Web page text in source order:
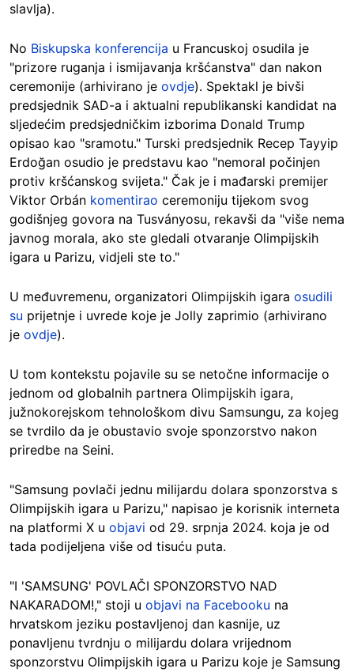
slavlja).
No Biskupska konferencija u Francuskoj osudila je
"prizore ruganja i ismijavanja kršćanstva" dan nakon
ceremonije (arhivirano je ovdje). Spektakl je bivši
predsjednik SAD-a i aktualni republikanski kandidat na
sljedećim predsjedničkim izborima Donald Trump
opisao kao "sramotu." Turski predsjednik Recep Tayyip
Erdoğan osudio je predstavu kao "nemoral počinjen
protiv kršćanskog svijeta." Čak je i mađarski premijer
Viktor Orbán komentirao ceremoniju tijekom svog
godišnjeg govora na Tusványosu, rekavši da "više nema
javnog morala, ako ste gledali otvaranje Olimpijskih
igara u Parizu, vidjeli ste to."
U međuvremenu, organizatori Olimpijskih igara osudili
su prijetnje i uvrede koje je Jolly zaprimio (arhivirano
je ovdje).
U tom kontekstu pojavile su se netočne informacije o
jednom od globalnih partnera Olimpijskih igara,
južnokorejskom tehnološkom divu Samsungu, za kojeg
se tvrdilo da je obustavio svoje sponzorstvo nakon
priredbe na Seini.
"Samsung povlači jednu milijardu dolara sponzorstva s
Olimpijskih igara u Parizu," napisao je korisnik interneta
na platformi X u objavi od 29. srpnja 2024. koja je od
tada podijeljena više od tisuću puta.
"I 'SAMSUNG' POVLAČI SPONZORSTVO NAD
NAKARADOM!," stoji u objavi na Facebooku na
hrvatskom jeziku postavljenoj dan kasnije, uz
ponavljenu tvrdnju o milijardu dolara vrijednom
sponzorstvu Olimpijskih igara u Parizu koje je Samsung